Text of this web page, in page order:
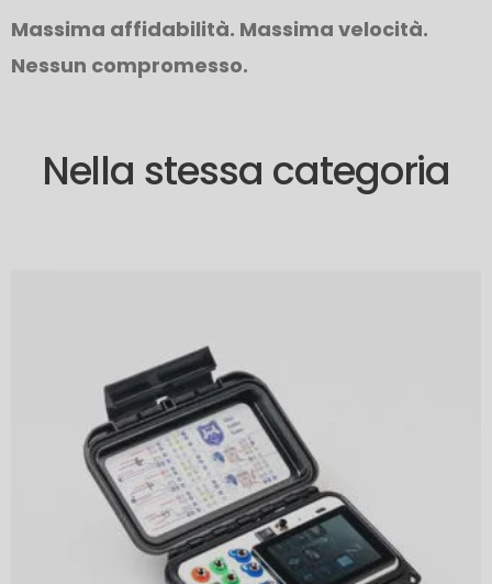
Massima affidabilità. Massima velocità.
Nessun compromesso.
Nella stessa categoria